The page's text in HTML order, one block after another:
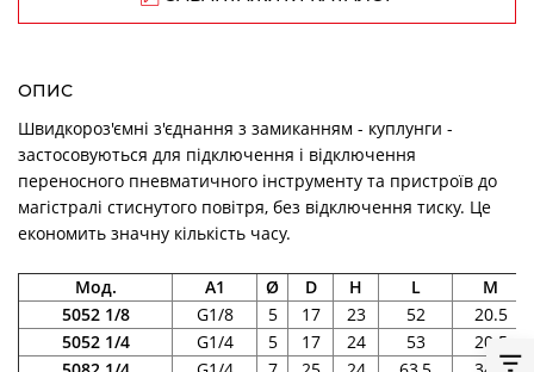
ОПИС
Швидкороз'ємні з'єднання з замиканням - куплунги -
застосовуються для підключення і відключення
переносного пневматичного інструменту та пристроїв до
магістралі стиснутого повітря, без відключення тиску. Це
економить значну кількість часу.
Мод. A1 Ø D H L
M
5052 1/8
G1/8 5 17 23 52
20.5
5052 1/4
G1/4 5 17 24 53
20.5